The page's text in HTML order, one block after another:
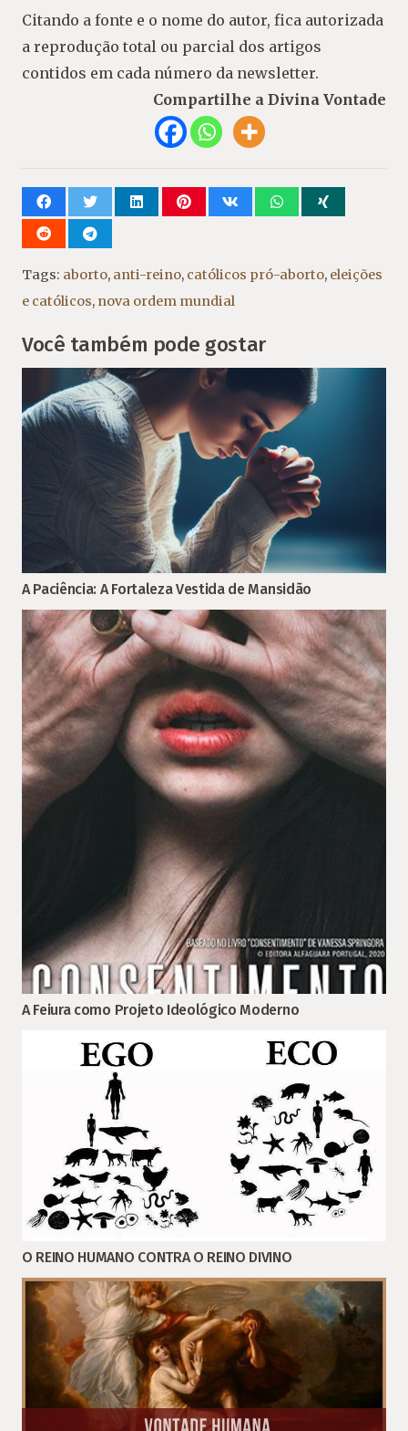
Citando a fonte e o nome do autor, fica autorizada
a reprodução total ou parcial dos artigos
contidos em cada número da newsletter.
Compartilhe a Divina Vontade
Tags: aborto, anti-reino, católicos pró-aborto, eleições
e católicos, nova ordem mundial
Você também pode gostar
A Paciência: A Fortaleza Vestida de Mansidão
A Feiura como Projeto Ideológico Moderno
O REINO HUMANO CONTRA O REINO DIVINO